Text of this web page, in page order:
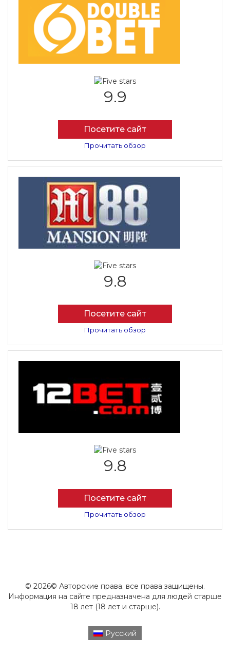
9.9
Посетите сайт
Прочитать обзор
9.8
Посетите сайт
Прочитать обзор
9.8
Посетите сайт
Прочитать обзор
© 2026© Авторские права. все права защищены.
Информация на сайте предназначена для людей старше
18 лет (18 лет и старше).
Русский